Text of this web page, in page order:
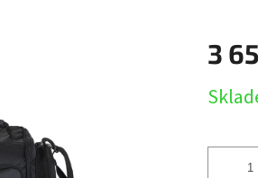
3
cena: